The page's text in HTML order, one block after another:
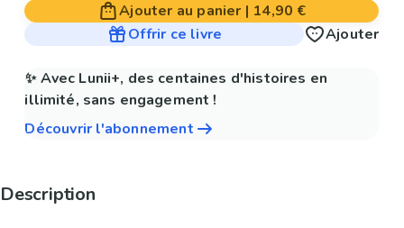
Ajouter au panier | 14,90 €
Offrir ce livre
Ajouter
✨ Avec Lunii+, des centaines d'histoires en
illimité, sans engagement !
Découvrir l'abonnement
Description